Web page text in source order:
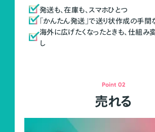
発送も、在庫も、スマホひとつ
「かんたん発送」で送り状作成の手間
海外に広げたくなったときも、仕組み
し
Point 02
売れる